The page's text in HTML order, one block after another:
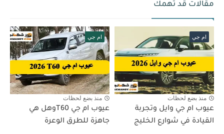
مقالات قد تهمك
ام جي
منذ بضع لحظات
عيوب ام جي وايل وتجربة
القيادة في شوارع الخليج
ام جي
منذ بضع لحظات
عيوب ام جي T60وهل هي
جاهزة للطرق الوعرة